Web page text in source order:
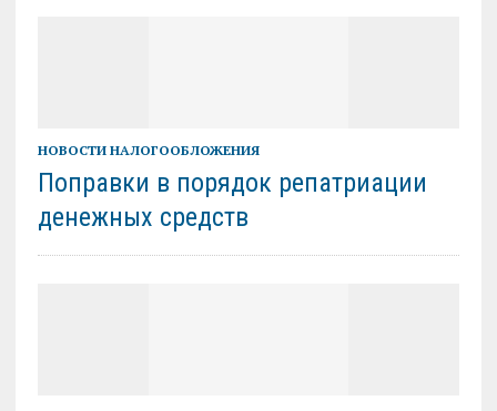
НОВОСТИ НАЛОГООБЛОЖЕНИЯ
Поправки в порядок репатриации
денежных средств